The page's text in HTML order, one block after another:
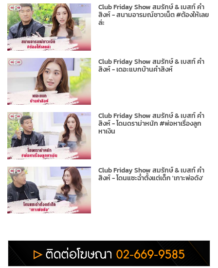
Club Friday Show สมรักษ์ & เบสท์ คำ
สิงห์ - สนามอารมณ์ชาวเน็ต #ต้องให้เลย
ล่ะ
Club Friday Show สมรักษ์ & เบสท์ คำ
สิงห์ - เดอะแบกบ้านคำสิงห์
Club Friday Show สมรักษ์ & เบสท์ คำ
สิงห์ - โดนดราม่าหนัก #พ่อหาเรื่องลูก
หาเงิน
Club Friday Show สมรักษ์ & เบสท์ คำ
สิงห์ - โดนแซะฉ่ำตั้งแต่เด็ก 'เกาะพ่อดัง'